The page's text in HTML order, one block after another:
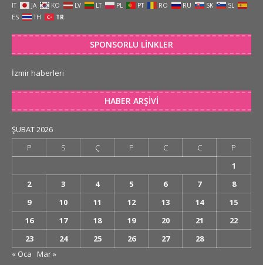
IT
JA KO LV LT PL PT RO RU SK
SL
ES
TH TR
SPONSORLU LINKLER
İzmir haberleri
HABER ARŞIVI
ŞUBAT 2026
P
S Ç P C C
P
1
2
3 4 5 6 7
8
9
10 11 12 13 14
15
16
17 18 19 20 21
22
23
24 25 26 27
28
« Oca
Mar »